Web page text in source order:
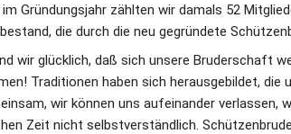
Gründungsjahr zählten wir damals 52
die durch die neu gegründete
wir glücklich, daß sich unsere Bruderschaft
Traditionen haben sich herausgebildet, die
wir können uns aufeinander verlassen,
Zeit nicht selbstverständlich.